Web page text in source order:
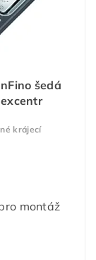
šedá
krájecí
montáž